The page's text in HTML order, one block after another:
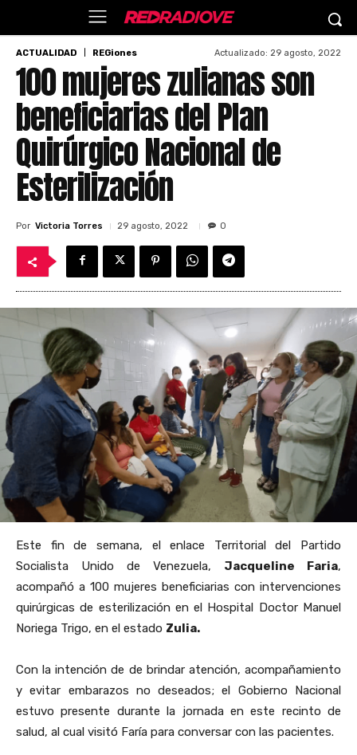
ACTUALIDAD REGiones Actualizado: 29 agosto, 2022
100 mujeres zulianas son
beneficiarias del Plan
Quirúrgico Nacional de
Esterilización
Por Victoria Torres 29 agosto, 2022 0
Este fin de semana, el enlace Territorial del Partido
Socialista Unido de Venezuela, Jacqueline Faria,
acompañó a 100 mujeres beneficiarias con intervenciones
quirúrgicas de esterilización en el Hospital Doctor Manuel
Noriega Trigo, en el estado Zulia.
Con la intención de de brindar atención, acompañamiento
y evitar embarazos no deseados; el Gobierno Nacional
estuvo presente durante la jornada en este recinto de
salud, al cual visitó Faría para conversar con las pacientes.